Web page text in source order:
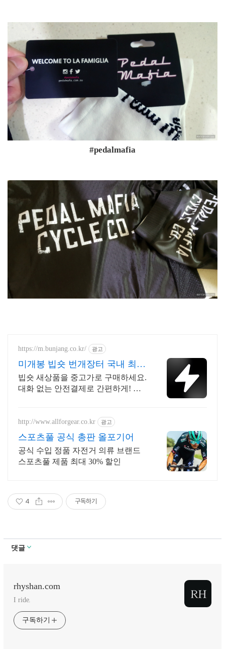
#pedalmafia
https://m.bunjang.co.kr/ 광고
미개봉 빕숏 번개장터 국내 최대
브랜드 중고거래
빕숏 새상품을 중고가로 구매하세요.
대화 없는 안전결제로 간편하게! 전
업로드
http://www.allforgear.co.kr 광고
스포츠풀 공식 총판 올포기어
공식 수입 정품 자전거 의류 브랜드
스포츠풀 제품 최대 30% 할인
4 구독하기
댓글
rhyshan.com
I ride.
구독하기